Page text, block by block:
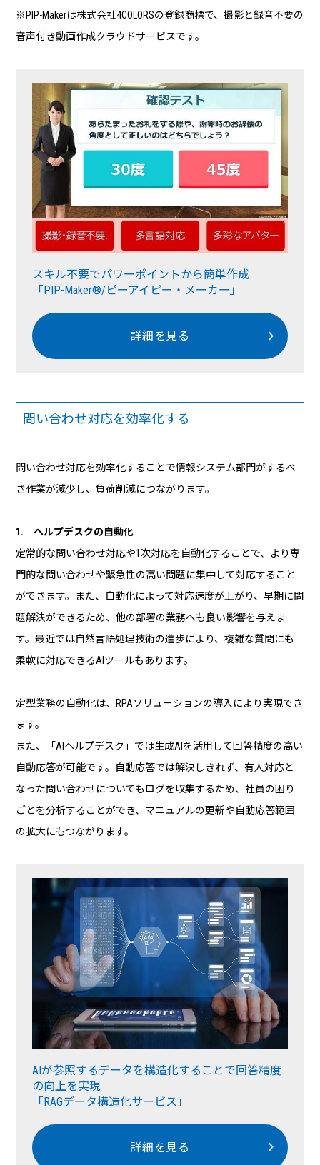
※PIP-Makerは株式会社4COLORSの登録商標で、撮影と録音不要の
音声付き動画作成クラウドサービスです。
スキル不要でパワーポイントから簡単作成
「PIP-Maker®/ピーアイピー・メーカー」
詳細を見る
問い合わせ対応を効率化する
問い合わせ対応を効率化することで情報システム部門がするべ
き作業が減少し、負荷削減につながります。
1. ヘルプデスクの自動化
定常的な問い合わせ対応や1次対応を自動化することで、より専
門的な問い合わせや緊急性の高い問題に集中して対応すること
ができます。また、自動化によって対応速度が上がり、早期に問
題解決ができるため、他の部署の業務へも良い影響を与えま
す。最近では自然言語処理技術の進歩により、複雑な質問にも
柔軟に対応できるAIツールもあります。
定型業務の自動化は、RPAソリューションの導入により実現でき
ます。
また、「AIヘルプデスク」では生成AIを活用して回答精度の高い
自動応答が可能です。自動応答では解決しきれず、有人対応と
なった問い合わせについてもログを収集するため、社員の困り
ごとを分析することができ、マニュアルの更新や自動応答範囲
の拡大にもつながります。
AIが参照するデータを構造化することで回答精度
の向上を実現
「RAGデータ構造化サービス」
詳細を見る